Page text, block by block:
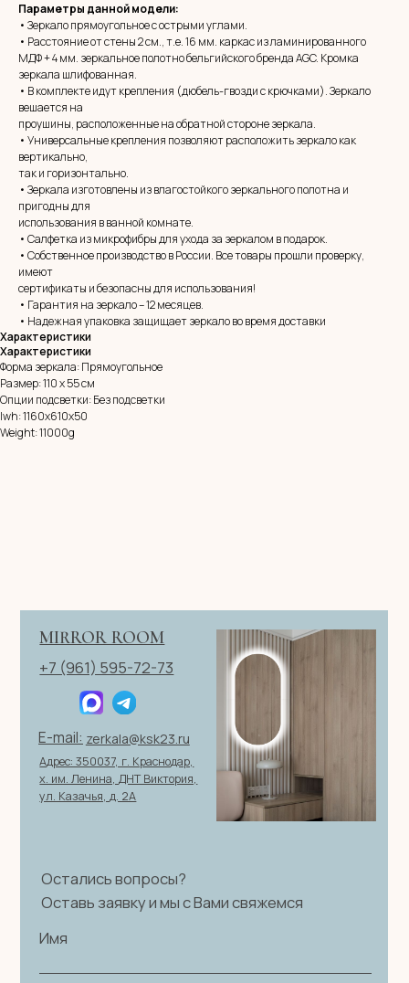
Параметры данной модели:
• Зеркало прямоугольное с острыми углами.
• Расстояние от стены 2 см., т.е. 16 мм. каркас из ламинированного
МДФ + 4 мм. зеркальное полотно бельгийского бренда AGC. Кромка
зеркала шлифованная.
• В комплекте идут крепления (дюбель-гвозди с крючками). Зеркало
вешается на
проушины, расположенные на обратной стороне зеркала.
• Универсальные крепления позволяют расположить зеркало как
вертикально,
так и горизонтально.
• Зеркала изготовлены из влагостойкого зеркального полотна и
пригодны для
использования в ванной комнате.
• Салфетка из микрофибры для ухода за зеркалом в подарок.
• Собственное производство в России. Все товары прошли проверку,
имеют
сертификаты и безопасны для использования!
• Гарантия на зеркало – 12 месяцев.
• Надежная упаковка защищает зеркало во время доставки
Характеристики
Характеристики
Форма зеркала: Прямоугольное
Размер: 110 х 55 см
Опции подсветки: Без подсветки
lwh: 1160x610x50
Weight: 11000g
MIRROR ROOM
+7 (961) 595-72-73
E-mail:
Адрес: 350037, г. Краснодар,
х. им. Ленина, ДНТ Виктория,
ул. Казачья, д. 2А
© 2026 ИП Клевцов Е.А.Все права защищены.
Политика конфиденциальности
ИНН 560400511178
ОГРН 321237500406259
zerkala@ksk23.ru
Остались вопросы?
ОТПРАВИТЬ ЗАЯВКУ